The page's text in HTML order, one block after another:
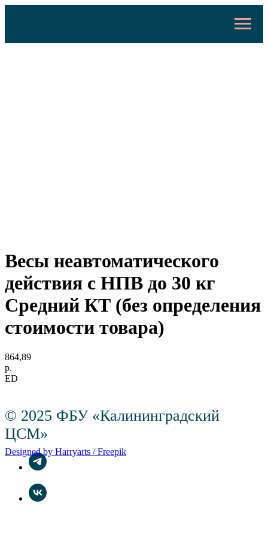
Весы неавтоматического
действия с НПВ до 30 кг
Средний КТ (без определения
стоимости товара)
864,89
р.
ED
© 2025 ФБУ «Калининградский
ЦСМ»
Designed by Harryarts / Freepik